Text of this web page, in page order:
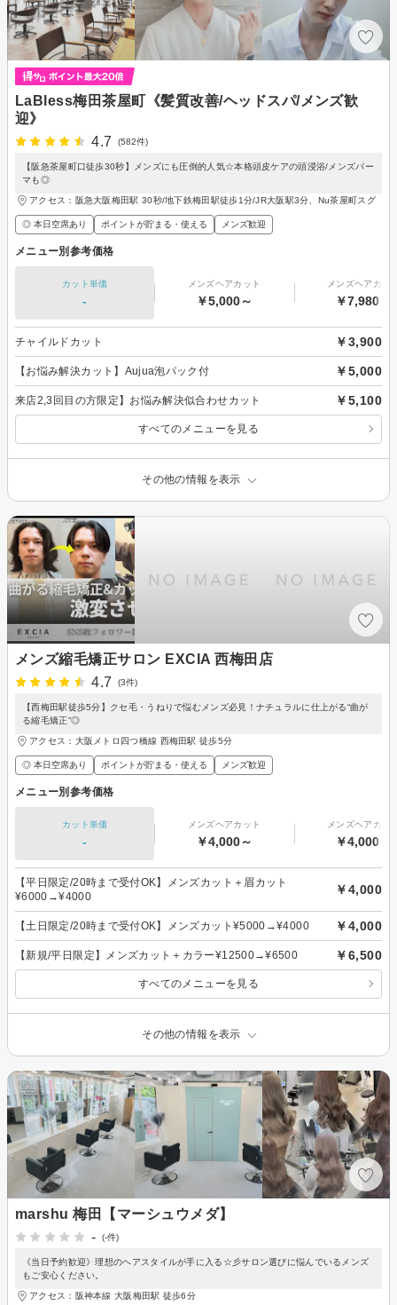
LaBless梅田茶屋町《髪質改善/ヘッドスパ/メンズ歓
迎》
4.7
(582件)
【阪急茶屋町口徒歩30秒】メンズにも圧倒的人気☆本格頭皮ケアの頭浸浴/メンズパー
マも◎
アクセス：阪急大阪梅田駅 30秒/地下鉄梅田駅徒歩1分/JR大阪駅3分、Nu茶屋町スグ
◎ 本日空席あり ポイントが貯まる・使える メンズ歓迎
メニュー別参考価格
カット単価
-
メンズヘアカット
￥5,000～
メンズヘアカラ
￥7,980～
チャイルドカット ￥3,900
【お悩み解決カット】Aujua泡パック付 ￥5,000
来店2,3回目の方限定】お悩み解決似合わせカット ￥5,100
すべてのメニューを見る
その他の情報を表示
メンズ縮毛矯正サロン EXCIA 西梅田店
4.7
(3件)
【西梅田駅徒歩5分】クセ毛・うねりで悩むメンズ必見！ナチュラルに仕上がる“曲が
る縮毛矯正”◎
アクセス：大阪メトロ四つ橋線 西梅田駅 徒歩5分
◎ 本日空席あり ポイントが貯まる・使える メンズ歓迎
メニュー別参考価格
カット単価
-
メンズヘアカット
￥4,000～
メンズヘアカラ
￥4,000～
【平日限定/20時まで受付OK】メンズカット＋眉カット
¥6000→¥4000
￥4,000
【土日限定/20時まで受付OK】メンズカット¥5000→¥4000 ￥4,000
【新規/平日限定】メンズカット＋カラー¥12500→¥6500 ￥6,500
すべてのメニューを見る
その他の情報を表示
marshu 梅田【マーシュウメダ】
-
(-件)
《当日予約歓迎》理想のヘアスタイルが手に入る☆彡サロン選びに悩んでいるメンズ
もご安心ください。
アクセス：阪神本線 大阪梅田駅 徒歩6分